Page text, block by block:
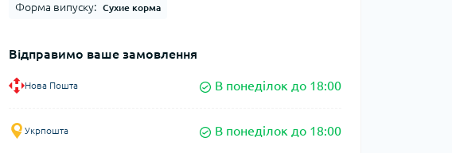
Форма випуску: Сухие корма
Відправимо ваше замовлення
Нова Пошта В понеділок до 18:00
Укрпошта В понеділок до 18:00